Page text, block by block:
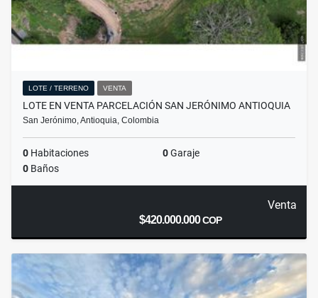
LOTE / TERRENO VENTA
LOTE EN VENTA PARCELACIÓN SAN JERÓNIMO ANTIOQUIA
San Jerónimo, Antioquia, Colombia
0 Habitaciones 0Garaje
0 Baños
Venta
$420.000.000COP